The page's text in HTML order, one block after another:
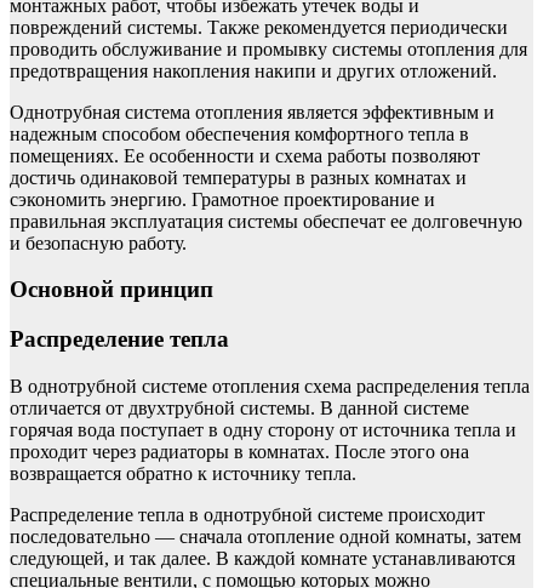
монтажных работ, чтобы избежать утечек воды и
повреждений системы. Также рекомендуется периодически
проводить обслуживание и промывку системы отопления для
предотвращения накопления накипи и других отложений.
Однотрубная система отопления является эффективным и
надежным способом обеспечения комфортного тепла в
помещениях. Ее особенности и схема работы позволяют
достичь одинаковой температуры в разных комнатах и
сэкономить энергию. Грамотное проектирование и
правильная эксплуатация системы обеспечат ее долговечную
и безопасную работу.
Основной принцип
Распределение тепла
В однотрубной системе отопления схема распределения тепла
отличается от двухтрубной системы. В данной системе
горячая вода поступает в одну сторону от источника тепла и
проходит через радиаторы в комнатах. После этого она
возвращается обратно к источнику тепла.
Распределение тепла в однотрубной системе происходит
последовательно — сначала отопление одной комнаты, затем
следующей, и так далее. В каждой комнате устанавливаются
специальные вентили, с помощью которых можно